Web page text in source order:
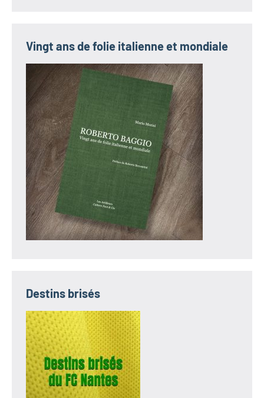
Vingt ans de folie italienne et mondiale
Destins brisés